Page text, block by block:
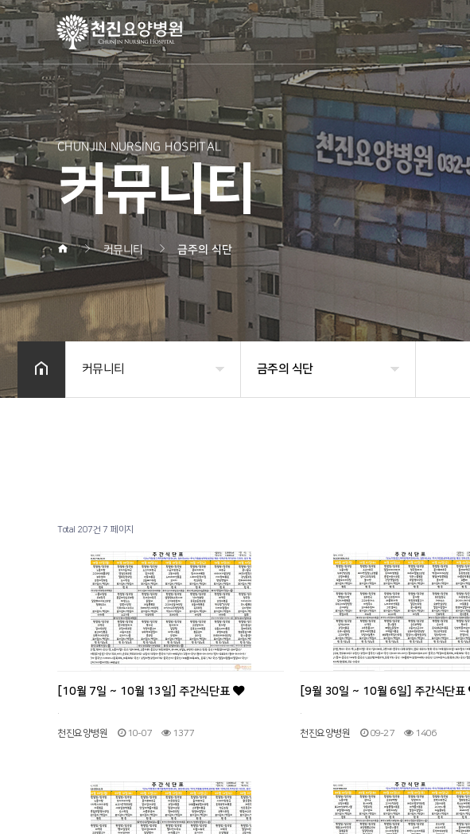
CHUNJIN NURSING HOSPITAL
커뮤니티
커뮤니티 금주의 식단
커뮤니티
이용안내
커뮤니티
기타
금주의 식단
Total 207건 7 페이지
[10월 7일 ~ 10월 13일] 주간식단표
천진요양병원 10-07 1377
[9월 30일 ~ 10월 6일] 주간식단표
천진요양병원 09-27 1406